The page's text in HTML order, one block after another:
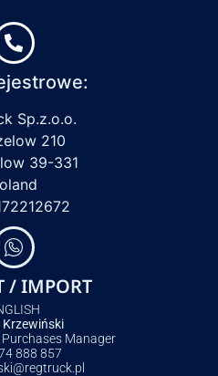
Sp.z.o.o.
210
39-331
/ IMPORT
Krzewiński
Purchases Manager
888 857